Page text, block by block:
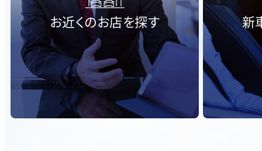
お近くのお店を探す 新